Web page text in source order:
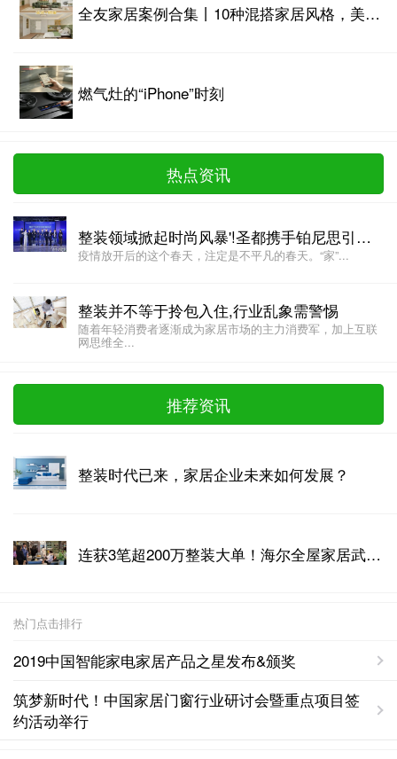
全友家居案例合集丨10种混搭家居风格，美到词穷
燃气灶的“iPhone”时刻
热点资讯
整装领域掀起时尚风暴'!圣都携手铂尼思引领家居新潮流
疫情放开后的这个春天，注定是不平凡的春天。“家”...
整装并不等于拎包入住,行业乱象需警惕
随着年轻消费者逐渐成为家居市场的主力消费军，加上互联
网思维全...
推荐资讯
整装时代已来，家居企业未来如何发展？
连获3笔超200万整装大单！海尔全屋家居武汉掀起整装风潮
热门点击排行
2019中国智能家电家居产品之星发布&颁奖
筑梦新时代！中国家居门窗行业研讨会暨重点项目签
约活动举行